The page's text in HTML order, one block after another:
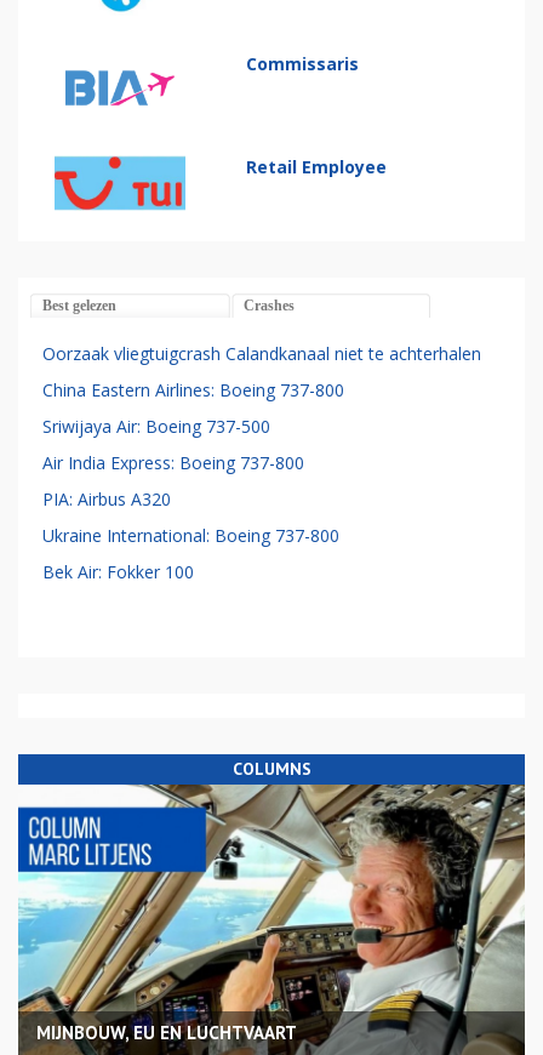
Commissaris
Retail Employee
Best gelezen Crashes
Oorzaak vliegtuigcrash Calandkanaal niet te achterhalen
China Eastern Airlines: Boeing 737-800
Sriwijaya Air: Boeing 737-500
Air India Express: Boeing 737-800
PIA: Airbus A320
Ukraine International: Boeing 737-800
Bek Air: Fokker 100
COLUMNS
MIJNBOUW, EU EN LUCHTVAART